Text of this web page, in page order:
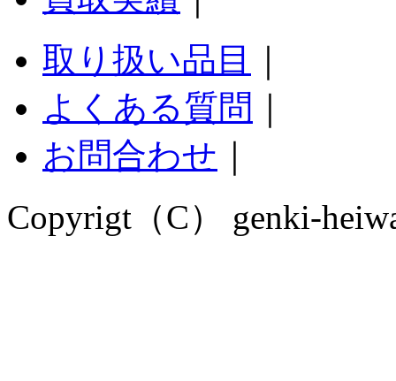
取り扱い品目
よくある質問
お問合わせ
Copyrigt（C） genki-